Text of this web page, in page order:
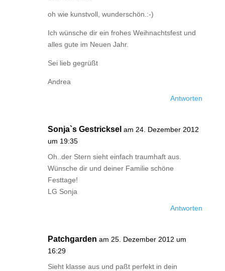
oh wie kunstvoll, wunderschön.:-)
Ich wünsche dir ein frohes Weihnachtsfest und
alles gute im Neuen Jahr.
Sei lieb gegrüßt
Andrea
Antworten
Sonja`s Gestricksel am 24. Dezember 2012
um 19:35
Oh..der Stern sieht einfach traumhaft aus.
Wünsche dir und deiner Familie schöne
Festtage!
LG Sonja
Antworten
Patchgarden am 25. Dezember 2012 um
16:29
Sieht klasse aus und paßt perfekt in dein